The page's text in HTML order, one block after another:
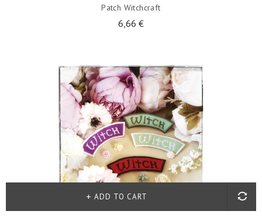
Patch Witchcraft
6,66 €
ADD TO CART